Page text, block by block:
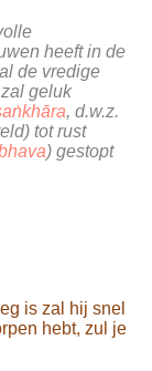
heeft in de
de vredige
geluk
, d.w.z.
tot rust
) gestopt
is zal hij snel
hebt, zul je